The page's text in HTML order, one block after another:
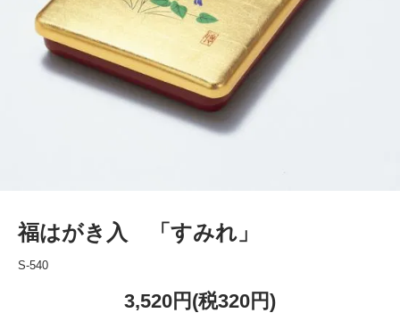
福はがき入 「すみれ」
S-540
3,520円(税320円)